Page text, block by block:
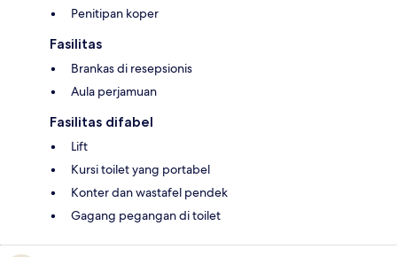
Penitipan koper
Fasilitas
Brankas di resepsionis
Aula perjamuan
Fasilitas difabel
Lift
Kursi toilet yang portabel
Konter dan wastafel pendek
Gagang pegangan di toilet